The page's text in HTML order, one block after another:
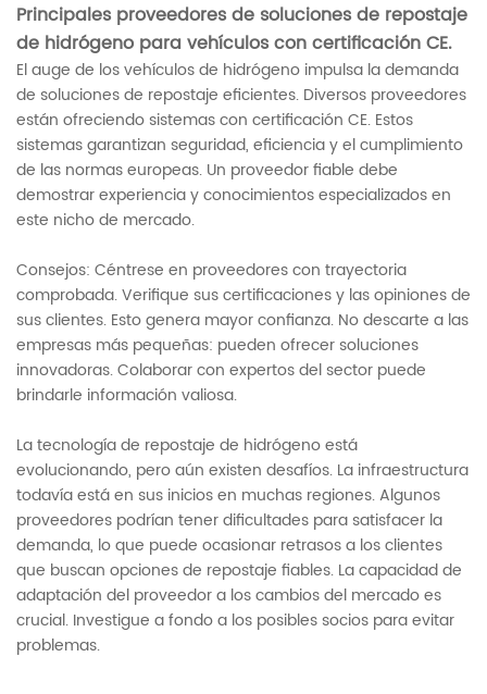
Principales proveedores de soluciones de repostaje
de hidrógeno para vehículos con certificación CE.
El auge de los vehículos de hidrógeno impulsa la demanda
de soluciones de repostaje eficientes. Diversos proveedores
están ofreciendo sistemas con certificación CE. Estos
sistemas garantizan seguridad, eficiencia y el cumplimiento
de las normas europeas. Un proveedor fiable debe
demostrar experiencia y conocimientos especializados en
este nicho de mercado.
Consejos: Céntrese en proveedores con trayectoria
comprobada. Verifique sus certificaciones y las opiniones de
sus clientes. Esto genera mayor confianza. No descarte a las
empresas más pequeñas: pueden ofrecer soluciones
innovadoras. Colaborar con expertos del sector puede
brindarle información valiosa.
La tecnología de repostaje de hidrógeno está
evolucionando, pero aún existen desafíos. La infraestructura
todavía está en sus inicios en muchas regiones. Algunos
proveedores podrían tener dificultades para satisfacer la
demanda, lo que puede ocasionar retrasos a los clientes
que buscan opciones de repostaje fiables. La capacidad de
adaptación del proveedor a los cambios del mercado es
crucial. Investigue a fondo a los posibles socios para evitar
problemas.